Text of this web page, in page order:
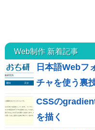
Web制作 新着記事
日本語Webフ
チャを使う裏
CSSの
を描く